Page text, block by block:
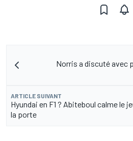
Norris a discuté avec
ARTICLE SUIVANT
Hyundai en F1 ? Abiteboul calme le
la porte